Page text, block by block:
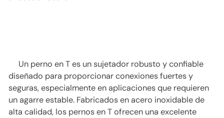
Un perno en T es un sujetador robusto y confiable
diseñado para proporcionar conexiones fuertes y
seguras, especialmente en aplicaciones que requieren
un agarre estable. Fabricados en acero inoxidable de
alta calidad, los pernos en T ofrecen una excelente